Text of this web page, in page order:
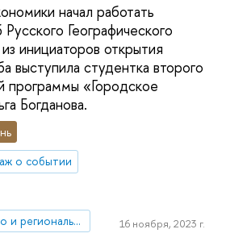
начал работать
Географического
инициаторов открытия
выступила студентка второго
программы «Городское
Богданова.
о событии
Факультет городского и регионального развития
16 ноября, 2023 г.